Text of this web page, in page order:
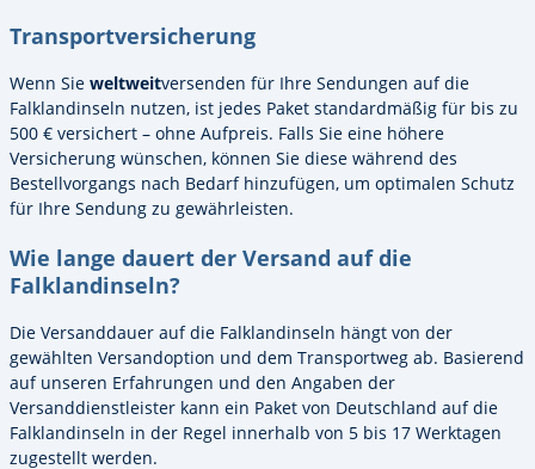
Transportversicherung
Wenn Sie weltweitversenden für Ihre Sendungen auf die
Falklandinseln nutzen, ist jedes Paket standardmäßig für bis zu
500 € versichert – ohne Aufpreis. Falls Sie eine höhere
Versicherung wünschen, können Sie diese während des
Bestellvorgangs nach Bedarf hinzufügen, um optimalen Schutz
für Ihre Sendung zu gewährleisten.
Wie lange dauert der Versand auf die
Falklandinseln?
Die Versanddauer auf die Falklandinseln hängt von der
gewählten Versandoption und dem Transportweg ab. Basierend
auf unseren Erfahrungen und den Angaben der
Versanddienstleister kann ein Paket von Deutschland auf die
Falklandinseln in der Regel innerhalb von 5 bis 17 Werktagen
zugestellt werden.